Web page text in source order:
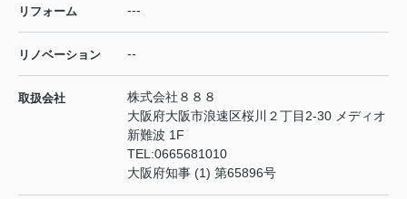
リフォーム ---
リノベーション --
取扱会社
株式会社８８８
大阪府大阪市浪速区桜川２丁目2-30 メディオ
新難波 1F
TEL:0665681010
大阪府知事 (1) 第65896号